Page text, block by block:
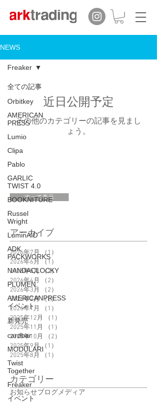
NEWS
全ての記事
Orbitkey
AMERICAN
PRESS
Lumio
Clipa
Pablo
GARLIC
TWIST 4.0
BOOKNITURE
Russel
Wright
LuminAID
ADK
PACKWORKS
NANDACLOCKY
PLUMEN
AMERICANPRESS
イベント
新発売
cardbar
MODULARI
Twist
Together
Freaker
イベント
Freaker
近日公開予定
その他のカテゴリーの記事を見まし
ょう。
すべて表示
アーカイブ
2026年7月 （1）
2026年6月
（1）
2026年5月（2）2件の記事
2026年4月
（2）
2026年3月
（2）
2026年2月（2）2件の記事
2026年1月
（1）
2025年12月
（1）
2025年11月
（1）
2025年10月
（2）
2025年9月 （1）
2025年8月
（1）
カテゴリー
お知らせブログメディア